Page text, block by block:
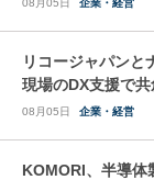
リコージャパンと
現場のDX支援で共
08月05日 企業・経営
KOMORI、半導体